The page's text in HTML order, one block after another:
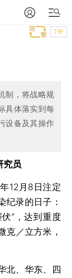
T中
制，将战略规
具体落实到每
设备及其操作
究员
12月8日注定
纪录的日子：
”，达到重度
克／立方米，
、华东、四